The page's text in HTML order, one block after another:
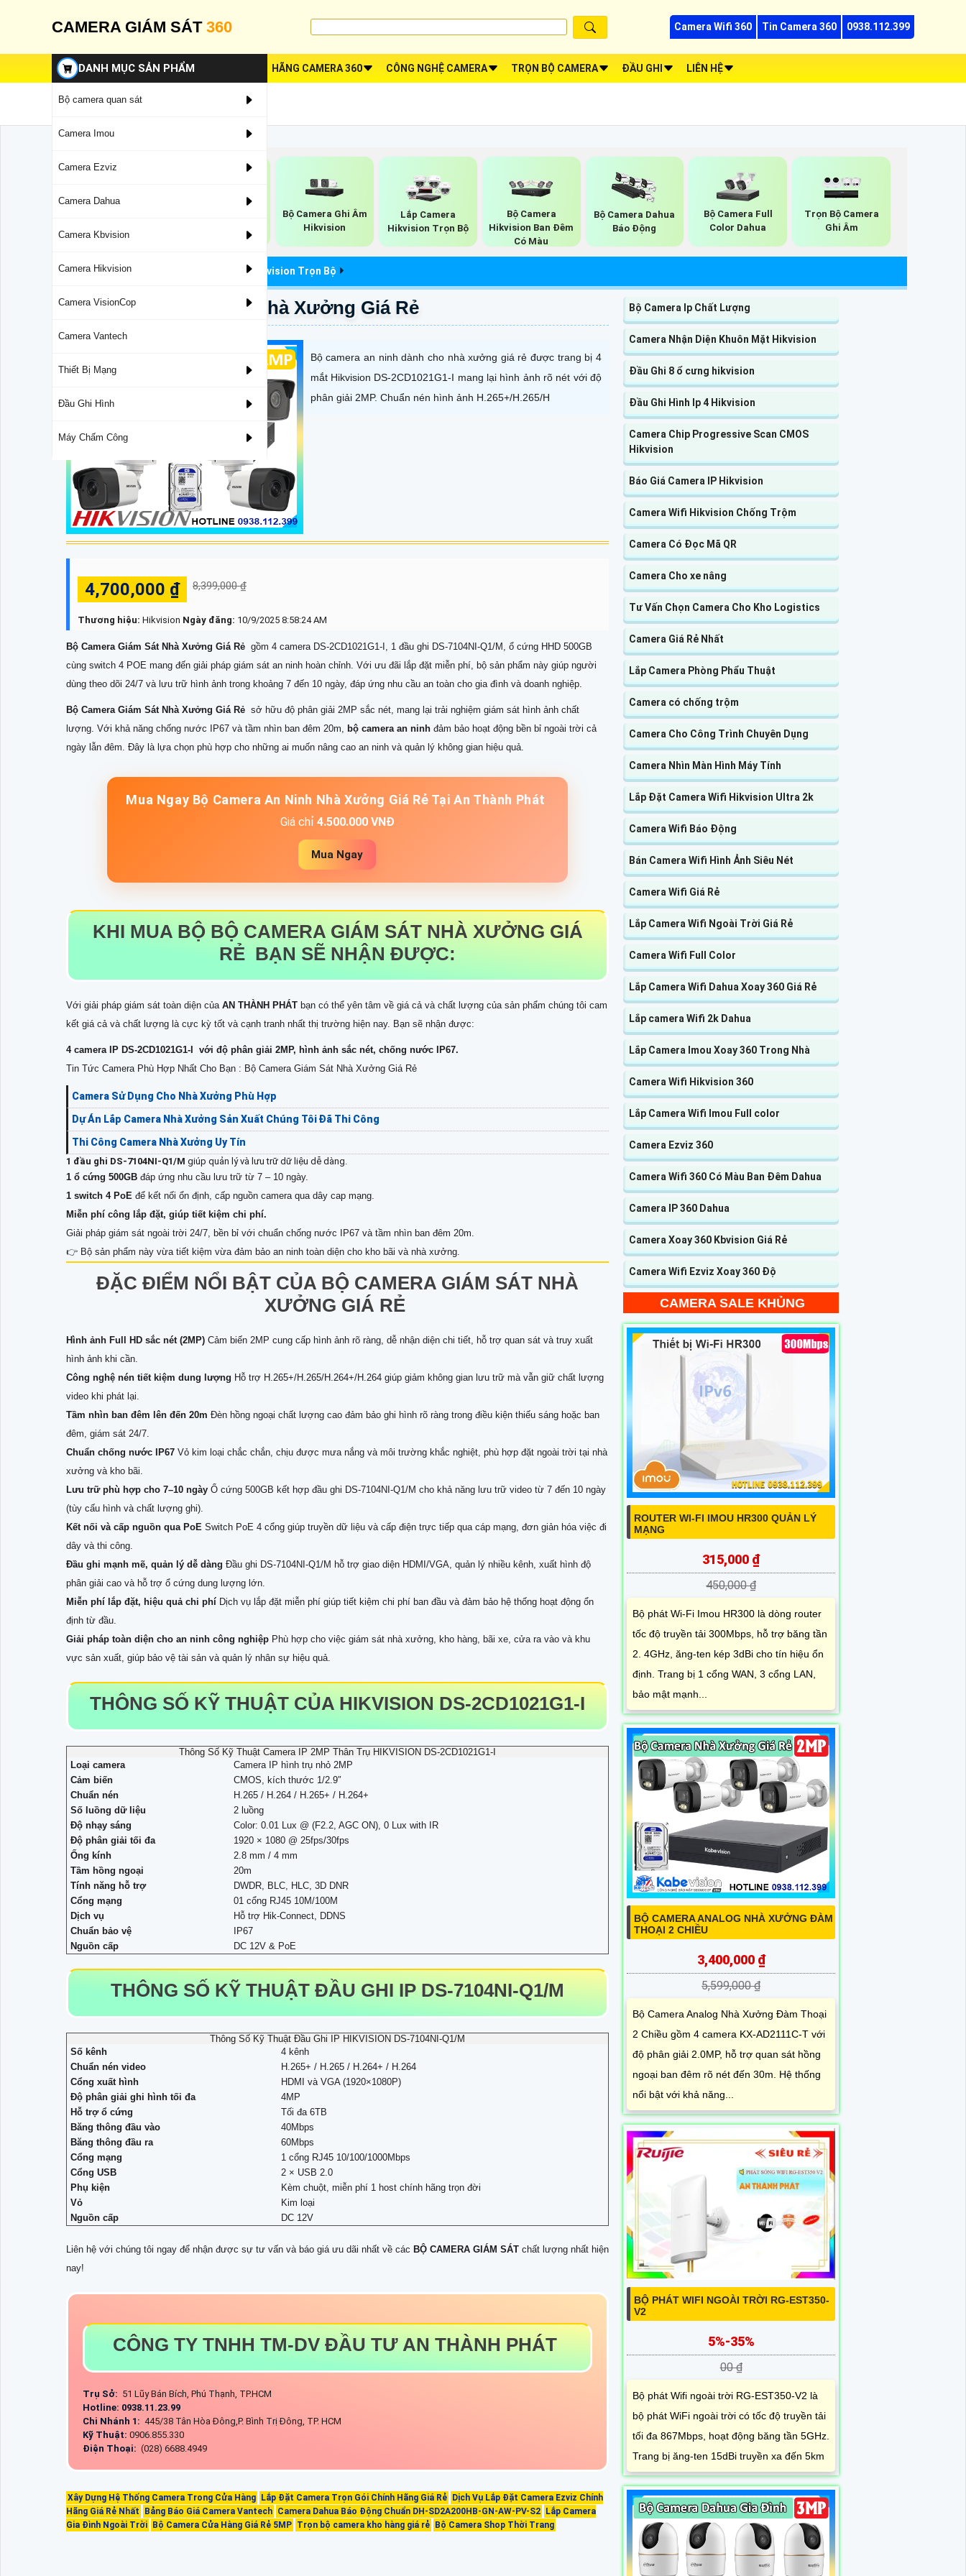
CAMERA GIÁM SÁT 360 Camera Wifi 360 Tin Camera 360 0938.112.399
DANH MỤC SẢN PHẨM
Bộ camera quan sát
Camera Imou
Camera Ezviz
Camera Dahua
Camera Kbvision
Camera Hikvision
Camera VisionCop
Camera Vantech
Thiết Bị Mạng
Đầu Ghi Hình
Máy Chấm Công
HÃNG CAMERA 360 CÔNG NGHỆ CAMERA TRỌN BỘ CAMERA ĐẦU GHI LIÊN HỆ
Bộ Camera Ghi Âm
Hikvision
Lắp Camera
Hikvision Trọn Bộ
Bộ Camera
Hikvision Ban Đêm
Có Màu
Bộ Camera Dahua
Báo Động
Bộ Camera Full
Color Dahua
Trọn Bộ Camera
Ghi Âm
Camera Wifi Chính Hãng Lắp Camera Hikvision Trọn Bộ
Bộ Camera Giám Sát Nhà Xưởng Giá Rẻ
Bộ camera an ninh dành cho nhà xưởng giá rẻ được trang bị 4
mắt Hikvision DS-2CD1021G1-I mang lại hình ảnh rõ nét với độ
phân giải 2MP. Chuẩn nén hình ảnh H.265+/H.265/H
4,700,000 ₫ 8,399,000 ₫
Thương hiệu: Hikvision Ngày đăng: 10/9/2025 8:58:24 AM
Bộ Camera Giám Sát Nhà Xưởng Giá Rẻ gồm 4 camera DS-2CD1021G1-I, 1 đầu ghi DS-7104NI-Q1/M, ổ cứng HHD 500GB
cùng switch 4 POE mang đến giải pháp giám sát an ninh hoàn chỉnh. Với ưu đãi lắp đặt miễn phí, bộ sản phẩm này giúp người
dùng theo dõi 24/7 và lưu trữ hình ảnh trong khoảng 7 đến 10 ngày, đáp ứng nhu cầu an toàn cho gia đình và doanh nghiệp.
Bộ Camera Giám Sát Nhà Xưởng Giá Rẻ sở hữu độ phân giải 2MP sắc nét, mang lại trải nghiệm giám sát hình ảnh chất
lượng. Với khả năng chống nước IP67 và tầm nhìn ban đêm 20m, bộ camera an ninh đảm bảo hoạt động bền bỉ ngoài trời cả
ngày lẫn đêm. Đây là lựa chọn phù hợp cho những ai muốn nâng cao an ninh và quản lý không gian hiệu quả.
Mua Ngay Bộ Camera An Ninh Nhà Xưởng Giá Rẻ Tại An Thành Phát
Giá chỉ 4.500.000 VNĐ
Mua Ngay
KHI MUA BỘ BỘ CAMERA GIÁM SÁT NHÀ XƯỞNG GIÁ
RẺ BẠN SẼ NHẬN ĐƯỢC:
Với giải pháp giám sát toàn diện của AN THÀNH PHÁT bạn có thể yên tâm về giá cả và chất lượng của sản phẩm chúng tôi cam
kết giá cả và chất lượng là cực kỳ tốt và cạnh tranh nhất thị trường hiện nay. Bạn sẽ nhận được:
4 camera IP DS-2CD1021G1-I với độ phân giải 2MP, hình ảnh sắc nét, chống nước IP67.
Tin Tức Camera Phù Hợp Nhất Cho Bạn : Bộ Camera Giám Sát Nhà Xưởng Giá Rẻ
Camera Sử Dụng Cho Nhà Xưởng Phù Hợp
Dự Án Lắp Camera Nhà Xưởng Sản Xuất Chúng Tôi Đã Thi Công
Thi Công Camera Nhà Xưởng Uy Tín
1 đầu ghi DS-7104NI-Q1/M giúp quản lý và lưu trữ dữ liệu dễ dàng.
1 ổ cứng 500GB đáp ứng nhu cầu lưu trữ từ 7 – 10 ngày.
1 switch 4 PoE để kết nối ổn định, cấp nguồn camera qua dây cap mạng.
Miễn phí công lắp đặt, giúp tiết kiệm chi phí.
Giải pháp giám sát ngoài trời 24/7, bền bỉ với chuẩn chống nước IP67 và tầm nhìn ban đêm 20m.
👉 Bộ sản phẩm này vừa tiết kiệm vừa đảm bảo an ninh toàn diện cho kho bãi và nhà xưởng.
ĐẶC ĐIỂM NỔI BẬT CỦA BỘ CAMERA GIÁM SÁT NHÀ
XƯỞNG GIÁ RẺ
Hình ảnh Full HD sắc nét (2MP) Cảm biến 2MP cung cấp hình ảnh rõ ràng, dễ nhận diện chi tiết, hỗ trợ quan sát và truy xuất
hình ảnh khi cần.
Công nghệ nén tiết kiệm dung lượng Hỗ trợ H.265+/H.265/H.264+/H.264 giúp giảm không gian lưu trữ mà vẫn giữ chất lượng
video khi phát lại.
Tầm nhìn ban đêm lên đến 20m Đèn hồng ngoại chất lượng cao đảm bảo ghi hình rõ ràng trong điều kiện thiếu sáng hoặc ban
đêm, giám sát 24/7.
Chuẩn chống nước IP67 Vỏ kim loại chắc chắn, chịu được mưa nắng và môi trường khắc nghiệt, phù hợp đặt ngoài trời tại nhà
xưởng và kho bãi.
Lưu trữ phù hợp cho 7–10 ngày Ổ cứng 500GB kết hợp đầu ghi DS-7104NI-Q1/M cho khả năng lưu trữ video từ 7 đến 10 ngày
(tùy cấu hình và chất lượng ghi).
Kết nối và cấp nguồn qua PoE Switch PoE 4 cổng giúp truyền dữ liệu và cấp điện trực tiếp qua cáp mạng, đơn giản hóa việc đi
dây và thi công.
Đầu ghi mạnh mẽ, quản lý dễ dàng Đầu ghi DS-7104NI-Q1/M hỗ trợ giao diện HDMI/VGA, quản lý nhiều kênh, xuất hình độ
phân giải cao và hỗ trợ ổ cứng dung lượng lớn.
Miễn phí lắp đặt, hiệu quả chi phí Dịch vụ lắp đặt miễn phí giúp tiết kiệm chi phí ban đầu và đảm bảo hệ thống hoạt động ổn
định từ đầu.
Giải pháp toàn diện cho an ninh công nghiệp Phù hợp cho việc giám sát nhà xưởng, kho hàng, bãi xe, cửa ra vào và khu
vực sản xuất, giúp bảo vệ tài sản và quản lý nhân sự hiệu quả.
THÔNG SỐ KỸ THUẬT CỦA HIKVISION DS-2CD1021G1-I
Thông Số Kỹ Thuật Camera IP 2MP Thân Trụ HIKVISION DS-2CD1021G1-I
Loại camera
Camera IP hình trụ nhỏ 2MP
Cảm biến
CMOS, kích thước 1/2.9″
Chuẩn nén
H.265 / H.264 / H.265+ / H.264+
Số luồng dữ liệu
2 luồng
Độ nhạy sáng
Color: 0.01 Lux @ (F2.2, AGC ON), 0 Lux with IR
Độ phân giải tối đa
1920 × 1080 @ 25fps/30fps
Ống kính
2.8 mm / 4 mm
Tầm hồng ngoại
20m
Tính năng hỗ trợ
DWDR, BLC, HLC, 3D DNR
Cổng mạng
01 cổng RJ45 10M/100M
Dịch vụ
Hỗ trợ Hik-Connect, DDNS
Chuẩn bảo vệ
IP67
Nguồn cấp
DC 12V & PoE
THÔNG SỐ KỸ THUẬT ĐẦU GHI IP DS-7104NI-Q1/M
Thông Số Kỹ Thuật Đầu Ghi IP HIKVISION DS-7104NI-Q1/M
Số kênh
4 kênh
Chuẩn nén video
H.265+ / H.265 / H.264+ / H.264
Cổng xuất hình
HDMI và VGA (1920×1080P)
Độ phân giải ghi hình tối đa
4MP
Hỗ trợ ổ cứng
Tối đa 6TB
Băng thông đầu vào
40Mbps
Băng thông đầu ra
60Mbps
Cổng mạng
1 cổng RJ45 10/100/1000Mbps
Cổng USB
2 × USB 2.0
Phụ kiện
Kèm chuột, miễn phí 1 host chính hãng trọn đời
Vỏ
Kim loại
Nguồn cấp
DC 12V
Liên hệ với chúng tôi ngay để nhận được sự tư vấn và báo giá ưu dãi nhất về các BỘ CAMERA GIÁM SÁT chất lượng nhất hiện
nay!
CÔNG TY TNHH TM-DV ĐẦU TƯ AN THÀNH PHÁT
Trụ Sở: 51 Lũy Bán Bích, Phú Thạnh, TP.HCM
Hotline: 0938.11.23.99
Chi Nhánh 1: 445/38 Tân Hòa Đông,P. Bình Trị Đông, TP. HCM
Kỹ Thuật: 0906.855.330
Điện Thoại: (028) 6688.4949
Xây Dựng Hệ Thống Camera Trong Cửa Hàng Lắp Đặt Camera Trọn Gói Chính Hãng Giá Rẻ Dịch Vụ Lắp Đặt Camera Ezviz Chính
Hãng Giá Rẻ Nhất
Bảng Báo Giá Camera Vantech Camera Dahua Báo Động Chuẩn DH-SD2A200HB-GN-AW-PV-S2 Lắp Camera
Gia Đình Ngoài Trời Bộ Camera Cửa Hàng Giá Rẻ 5MP Trọn bộ camera kho hàng giá rẻ Bộ Camera Shop Thời Trang
Bộ Camera Ip Chất Lượng
Camera Nhận Diện Khuôn Mặt Hikvision
Đầu Ghi 8 ổ cưng hikvision
Đầu Ghi Hình Ip 4 Hikvision
Camera Chip Progressive Scan CMOS
Hikvision
Báo Giá Camera IP Hikvision
Camera Wifi Hikvision Chống Trộm
Camera Có Đọc Mã QR
Camera Cho xe nâng
Tư Vấn Chọn Camera Cho Kho Logistics
Camera Giá Rẻ Nhất
Lắp Camera Phòng Phẩu Thuật
Camera có chống trộm
Camera Cho Công Trình Chuyên Dụng
Camera Nhìn Màn Hình Máy Tính
Lắp Đặt Camera Wifi Hikvision Ultra 2k
Camera Wifi Báo Động
Bán Camera Wifi Hình Ảnh Siêu Nét
Camera Wifi Giá Rẻ
Lắp Camera Wifi Ngoài Trời Giá Rẻ
Camera Wifi Full Color
Lắp Camera Wifi Dahua Xoay 360 Giá Rẻ
Lắp camera Wifi 2k Dahua
Lắp Camera Imou Xoay 360 Trong Nhà
Camera Wifi Hikvision 360
Lắp Camera Wifi Imou Full color
Camera Ezviz 360
Camera Wifi 360 Có Màu Ban Đêm Dahua
Camera IP 360 Dahua
Camera Xoay 360 Kbvision Giá Rẻ
Camera Wifi Ezviz Xoay 360 Độ
CAMERA SALE KHỦNG
ROUTER WI-FI IMOU HR300 QUẢN LÝ
MẠNG
315,000 ₫
450,000 ₫
Bộ phát Wi-Fi Imou HR300 là dòng router
tốc độ truyền tải 300Mbps, hỗ trợ băng tần
2. 4GHz, ăng-ten kép 3dBi cho tín hiệu ổn
định. Trang bị 1 cổng WAN, 3 cổng LAN,
bảo mật mạnh...
BỘ CAMERA ANALOG NHÀ XƯỞNG ĐÀM
THOẠI 2 CHIỀU
3,400,000 ₫
5,599,000 ₫
Bộ Camera Analog Nhà Xưởng Đàm Thoại
2 Chiều gồm 4 camera KX-AD2111C-T với
độ phân giải 2.0MP, hỗ trợ quan sát hồng
ngoại ban đêm rõ nét đến 30m. Hệ thống
nổi bật với khả năng...
BỘ PHÁT WIFI NGOÀI TRỜI RG-EST350-
V2
5%-35%
00 ₫
Bộ phát Wifi ngoài trời RG-EST350-V2 là
bộ phát WiFi ngoài trời có tốc độ truyền tải
tối đa 867Mbps, hoạt động băng tần 5GHz.
Trang bị ăng-ten 15dBi truyền xa đến 5km